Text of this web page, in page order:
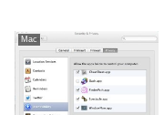
Mac